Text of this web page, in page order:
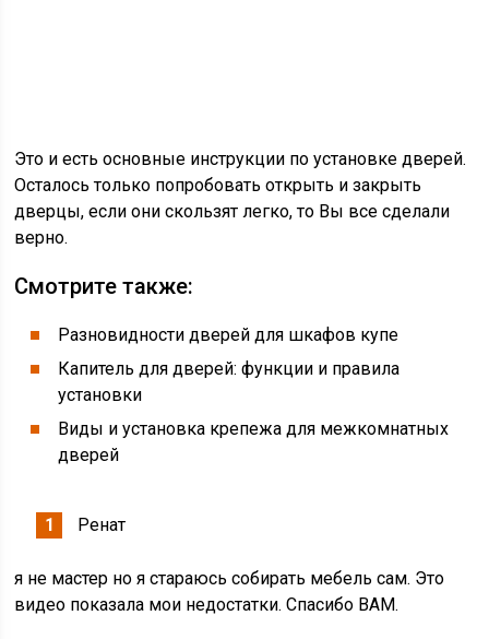
Это и есть основные инструкции по установке дверей.
Осталось только попробовать открыть и закрыть
дверцы, если они скользят легко, то Вы все сделали
верно.
Смотрите также:
Разновидности дверей для шкафов купе
Капитель для дверей: функции и правила
установки
Виды и установка крепежа для межкомнатных
дверей
Ренат
я не мастер но я стараюсь собирать мебель сам. Это
видео показала мои недостатки. Спасибо ВАМ.